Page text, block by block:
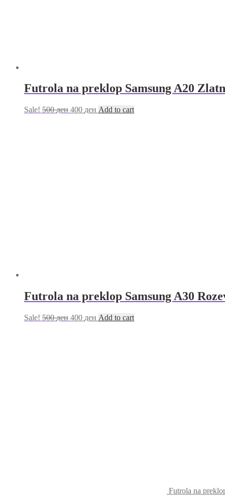
Futrola na preklop Samsung A20
Sale! 500ден 400 ден Add to cart
Futrola na preklop Samsung A30
Sale! 500ден 400 ден Add to cart
Futrola na